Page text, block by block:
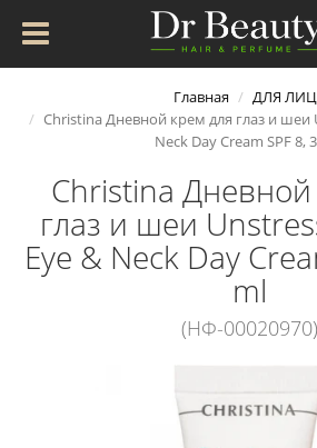
Главная
ДЛЯ
Christina Дневной крем для глаз и шеи
Neck Day Cream SPF 8,
Christina
глаз и шеи
Eye & Neck Day
ml
(НФ-00020970)